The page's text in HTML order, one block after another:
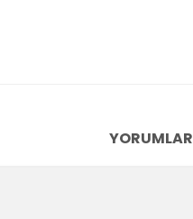
YORUMLAR